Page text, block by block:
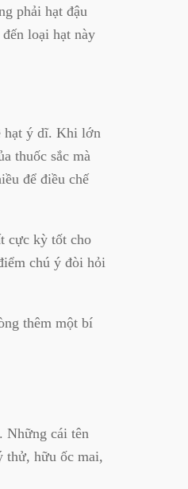
phải hạt đậu
loại hạt này
hạt ý dĩ. Khi lớn
thuốc sắc mà
để điều chế
cực kỳ tốt cho
chú ý đòi hỏi
thêm một bí
Những cái tên
thử, hữu ốc mai,